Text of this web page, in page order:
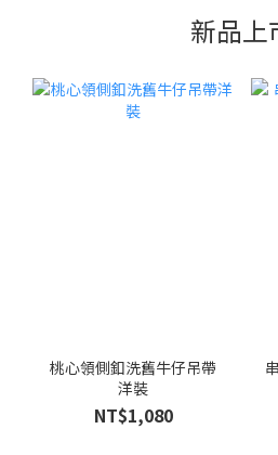
新品上
桃心領側釦洗舊牛仔吊帶
洋裝
NT$1,080